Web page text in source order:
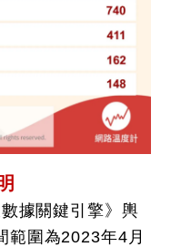
據關鍵引擎》輿
範圍為2023年4月